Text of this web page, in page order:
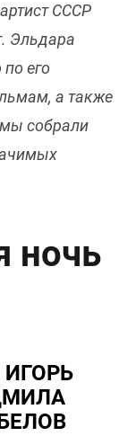
СССР
Эльдара
его
а также
мы собрали
ночь